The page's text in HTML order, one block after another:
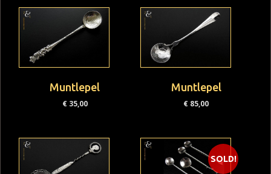
Muntlepel
€35,00
Muntlepel
€ 85,00
SOLD!